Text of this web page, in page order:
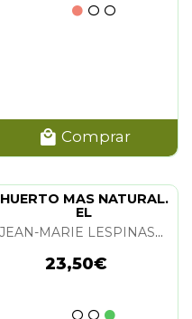
Comprar
HUERTO MAS NATURAL.
EL
JEAN-MARIE LESPINASSE
23,50€